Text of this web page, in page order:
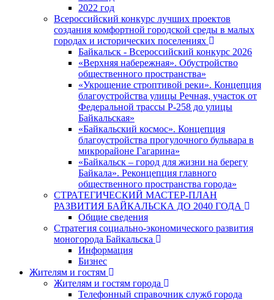
2022 год
Всероссийский конкурс лучших проектов
создания комфортной городской среды в малых
городах и исторических поселениях
Байкальск - Всероссийский конкурс 2026
«Верхняя набережная». Обустройство
общественного пространства»
«Укрощение строптивой реки». Концепция
благоустройства улицы Речная, участок от
Федеральной трассы Р-258 до улицы
Байкальская»
«Байкальский космос». Концепция
благоустройства прогулочного бульвара в
микрорайоне Гагарина»
«Байкальск – город для жизни на берегу
Байкала». Реконцепция главного
общественного пространства города»
СТРАТЕГИЧЕСКИЙ МАСТЕР-ПЛАН
РАЗВИТИЯ БАЙКАЛЬСКА ДО 2040 ГОДА
Общие сведения
Стратегия социально-экономического развития
моногорода Байкальска
Информация
Бизнес
Жителям и гостям
Жителям и гостям города
Телефонный справочник служб города